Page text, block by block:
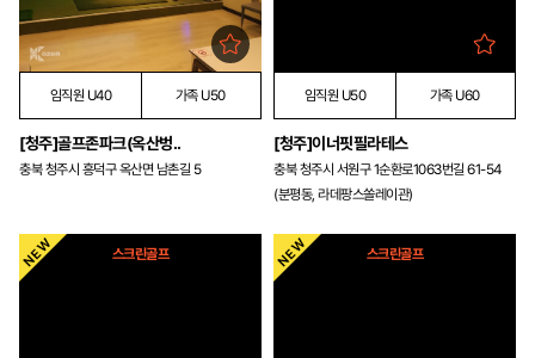
임직원 U40 가족 U50
[청주]골프존파크(옥산벙..
충북 청주시 흥덕구 옥산면 남촌길 5
임직원 U50 가족 U60
[청주]이너핏필라테스
충북 청주시 서원구 1순환로1063번길 61-54
(분평동, 라데팡스쏠레이관)
스크린골프 스크린골프